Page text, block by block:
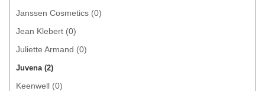
Janssen Cosmetics (0)
Jean Klebert (0)
Juliette Armand (0)
Juvena (2)
Keenwell (0)